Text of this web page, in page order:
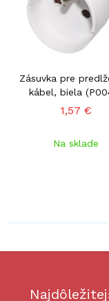
Zásuvka pre
kábel, biela
1,57 €
Na sklade